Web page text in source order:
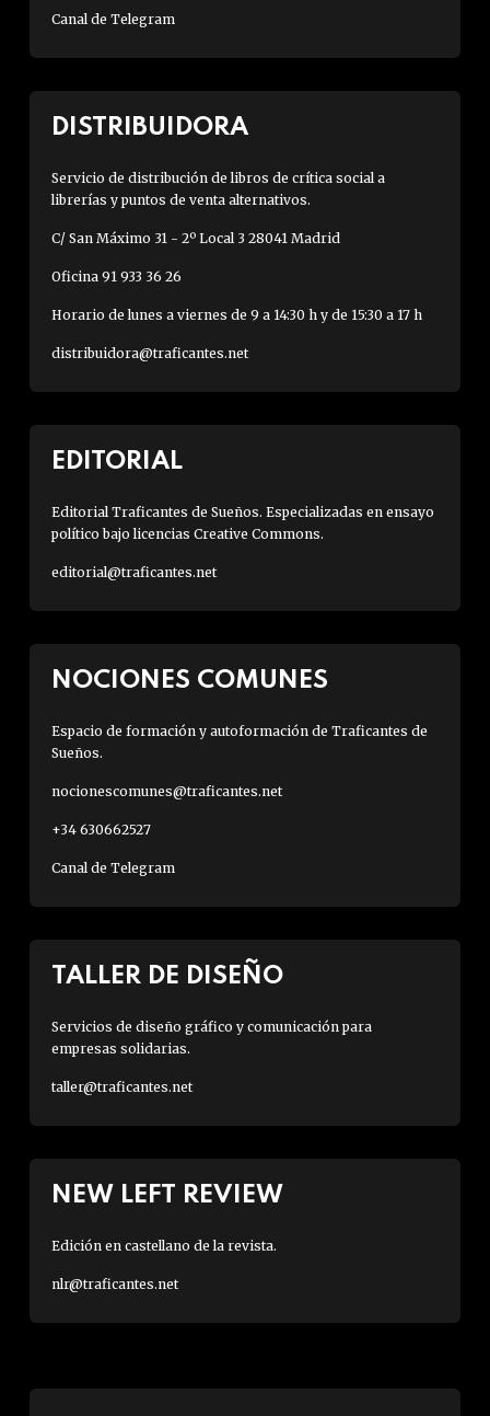
Canal de Telegram
DISTRIBUIDORA
Servicio de distribución de libros de crítica social a
librerías y puntos de venta alternativos.
C/ San Máximo 31 - 2º Local 3 28041 Madrid
Oficina 91 933 36 26
Horario de lunes a viernes de 9 a 14:30 h y de 15:30 a 17 h
distribuidora@traficantes.net
EDITORIAL
Editorial Traficantes de Sueños. Especializadas en ensayo
político bajo licencias Creative Commons.
editorial@traficantes.net
NOCIONES COMUNES
Espacio de formación y autoformación de Traficantes de
Sueños.
nocionescomunes@traficantes.net
+34 630662527
Canal de Telegram
TALLER DE DISEÑO
Servicios de diseño gráfico y comunicación para
empresas solidarias.
taller@traficantes.net
NEW LEFT REVIEW
Edición en castellano de la revista.
nlr@traficantes.net